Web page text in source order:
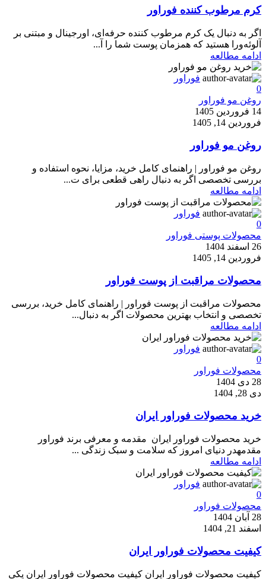
کرم مرطوب کننده فوراور
اگر به دنبال یک کرم مرطوب کننده حرفه‌ای، اورجینال و مبتنی بر
آلوئه‌ورا هستید که همزمان پوست شما را آ...
ادامه مطالعه
فوراور
0
روغن مو فوراور
14 فروردین 1405
فروردین 14, 1405
روغن مو فوراور
روغن مو فوراور | راهنمای کامل خرید، مزایا، نحوه استفاده و
بررسی تخصصی اگر به دنبال راهی قطعی برای ت...
ادامه مطالعه
فوراور
0
محصولات پوستی فوراور
26 اسفند 1404
فروردین 14, 1405
محصولات مراقبت از پوست فوراور
محصولات مراقبت از پوست فوراور | راهنمای کامل خرید، بررسی
تخصصی و انتخاب بهترین محصولات اگر به دنبال...
ادامه مطالعه
فوراور
0
محصولات فوراور
28 دی 1404
دی 28, 1404
خرید محصولات فوراور ایران
خرید محصولات فوراور ایران مقدمه و معرفی برند فوراور
مقدمهدر دنیای امروز که سلامت و سبک زندگی ...
ادامه مطالعه
فوراور
0
محصولات فوراور
28 آبان 1404
اسفند 21, 1404
کیفیت محصولات فوراور ایران
کیفیت محصولات فوراور ایران کیفیت محصولات فوراور ایران یکی